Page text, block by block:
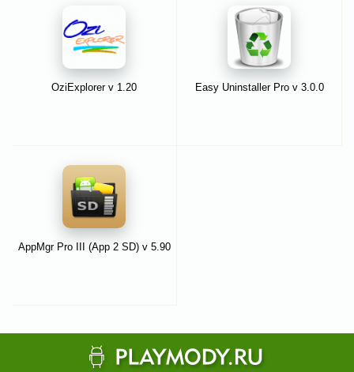
OziExplorer v 1.20 Easy Uninstaller Pro v 3.0.0
AppMgr Pro III (App 2 SD) v 5.90